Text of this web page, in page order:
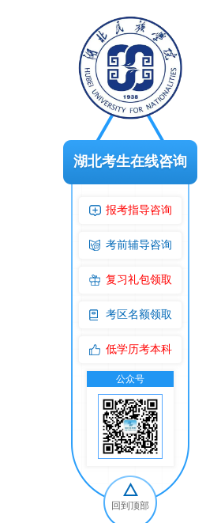
湖北考生在线咨询
报考指导咨询
考前辅导咨询
复习礼包领取
考区名额领取
低学历考本科
公众号
回到顶部